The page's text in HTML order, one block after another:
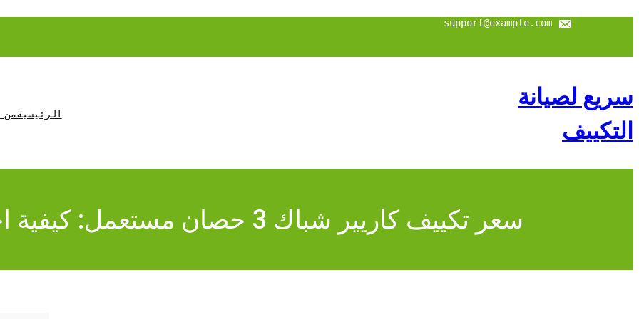
support@example.com
سريع لصيانة
التكييف
الرئيسيةمن
سعر تكييف كاريير شباك 3 حصان مستعمل: كيفية اختيار وشراء الأفضل